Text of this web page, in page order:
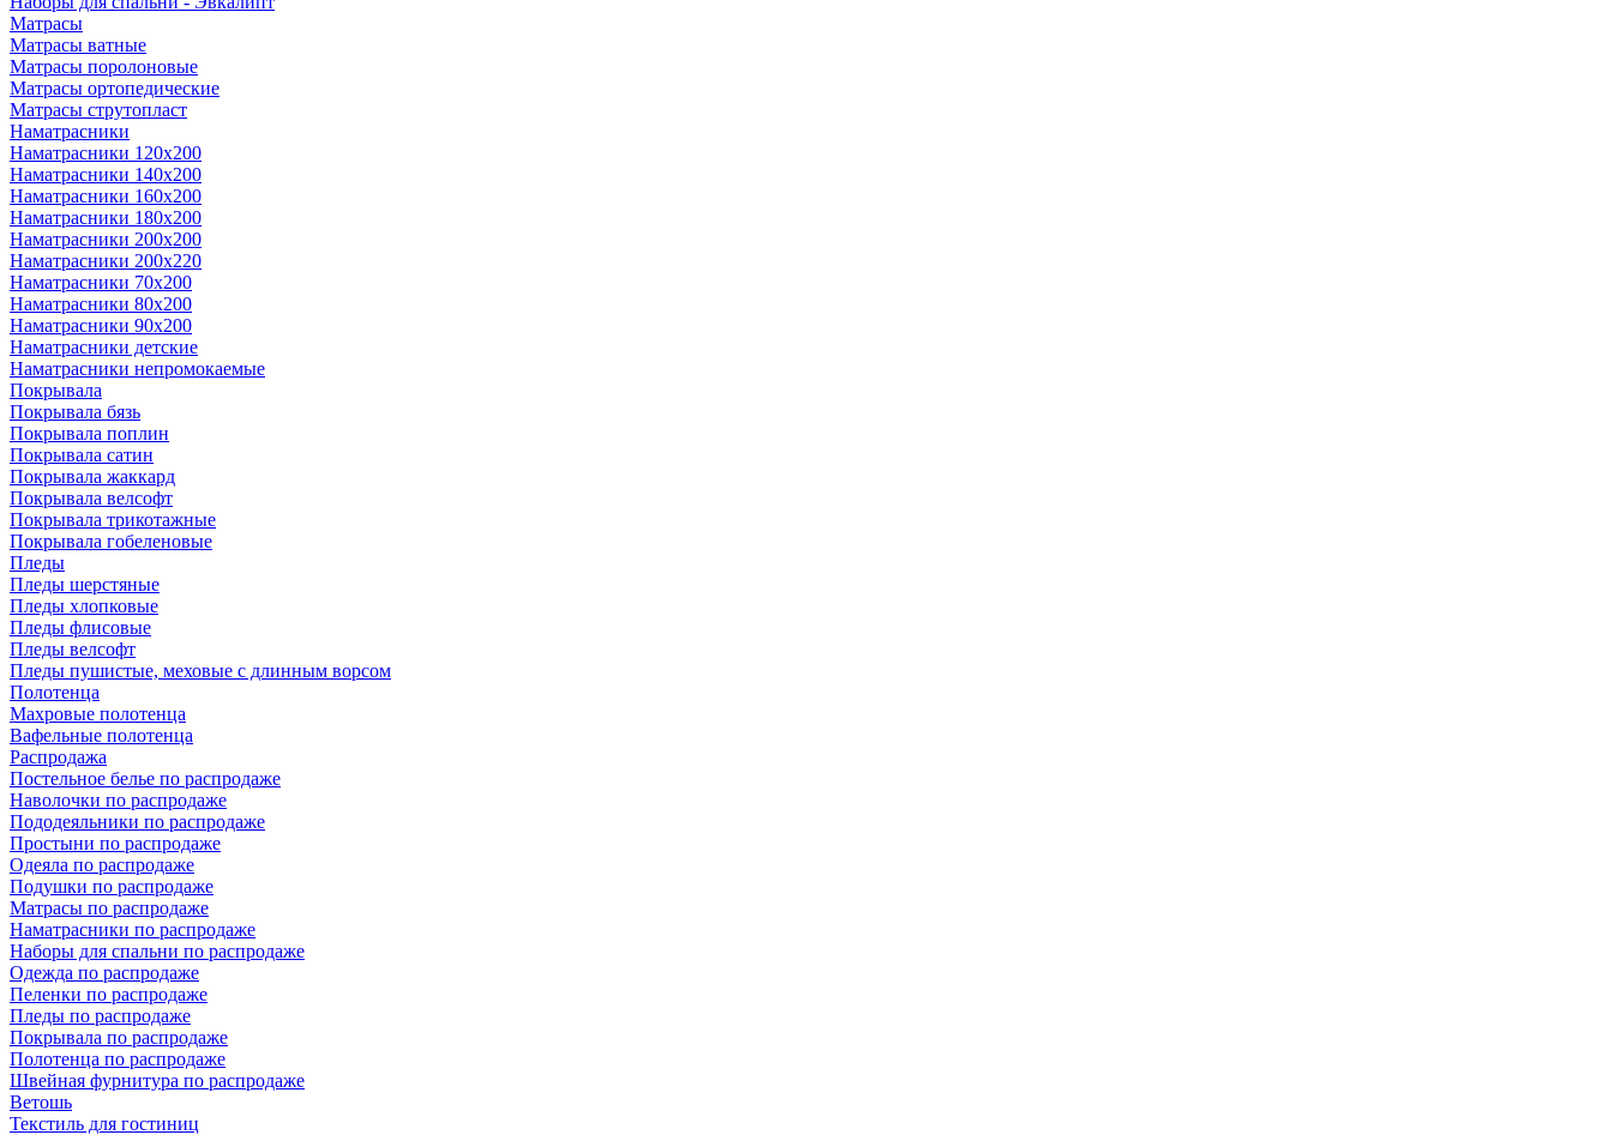
Матрасы
Матрасы ватные
Матрасы поролоновые
Матрасы ортопедические
Матрасы струтопласт
Наматрасники
Наматрасники 120х200
Наматрасники 140х200
Наматрасники 160х200
Наматрасники 180х200
Наматрасники 200х200
Наматрасники 200х220
Наматрасники 70х200
Наматрасники 80х200
Наматрасники 90х200
Наматрасники детские
Наматрасники непромокаемые
Покрывала
Покрывала бязь
Покрывала поплин
Покрывала сатин
Покрывала жаккард
Покрывала велсофт
Покрывала трикотажные
Покрывала гобеленовые
Пледы
Пледы шерстяные
Пледы хлопковые
Пледы флисовые
Пледы велсофт
Пледы пушистые, меховые с длинным ворсом
Полотенца
Махровые полотенца
Вафельные полотенца
Распродажа
Постельное белье по распродаже
Наволочки по распродаже
Пододеяльники по распродаже
Простыни по распродаже
Одеяла по распродаже
Подушки по распродаже
Матрасы по распродаже
Наматрасники по распродаже
Наборы для спальни по распродаже
Одежда по распродаже
Пеленки по распродаже
Пледы по распродаже
Покрывала по распродаже
Полотенца по распродаже
Швейная фурнитура по распродаже
Ветошь
Текстиль для гостиниц